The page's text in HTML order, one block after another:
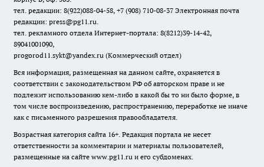
тел. редакции: 8(922)088-04-58, +7 (908) 710-08-37 Электронная почта
редакции: press@pg11.ru.
тел. рекламного отдела Интернет-портала: 8(8212)39-14-42,
89041001090,
progorod11.sykt@yandex.ru (Коммерческий отдел)
Вся информация, размещенная на данном сайте, охраняется в
соответствии с законодательством РФ об авторском праве и не
подлежит использованию кем-либо в какой бы то ни было форме, в
том числе воспроизведению, распространению, переработке не иначе
как с письменного разрешения правообладателя.
Возрастная категория сайта 16+. Редакция портала не несет
ответственности за комментарии и материалы пользователей,
размещенные на сайте www.pg11.ru и его субдоменах.